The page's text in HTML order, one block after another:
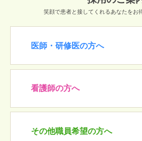
笑顔で患者と接してくれるあなたをお
医師・研修医の方へ
看護師の方へ
その他職員希望の方へ